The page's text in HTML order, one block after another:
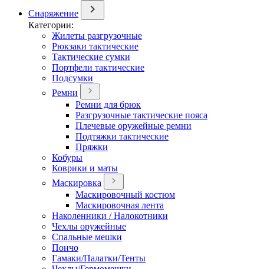
Снаряжение
Категории:
Жилеты разгрузочные
Рюкзаки тактические
Тактические сумки
Портфели тактические
Подсумки
Ремни
Ремни для брюк
Разгрузочные тактические пояса
Плечевые оружейные ремни
Подтяжки тактические
Пряжки
Кобуры
Коврики и маты
Маскировка
Маскировочный костюм
Маскировочная лента
Наколенники / Налокотники
Чехлы оружейные
Спальные мешки
Пончо
Гамаки/Палатки/Тенты